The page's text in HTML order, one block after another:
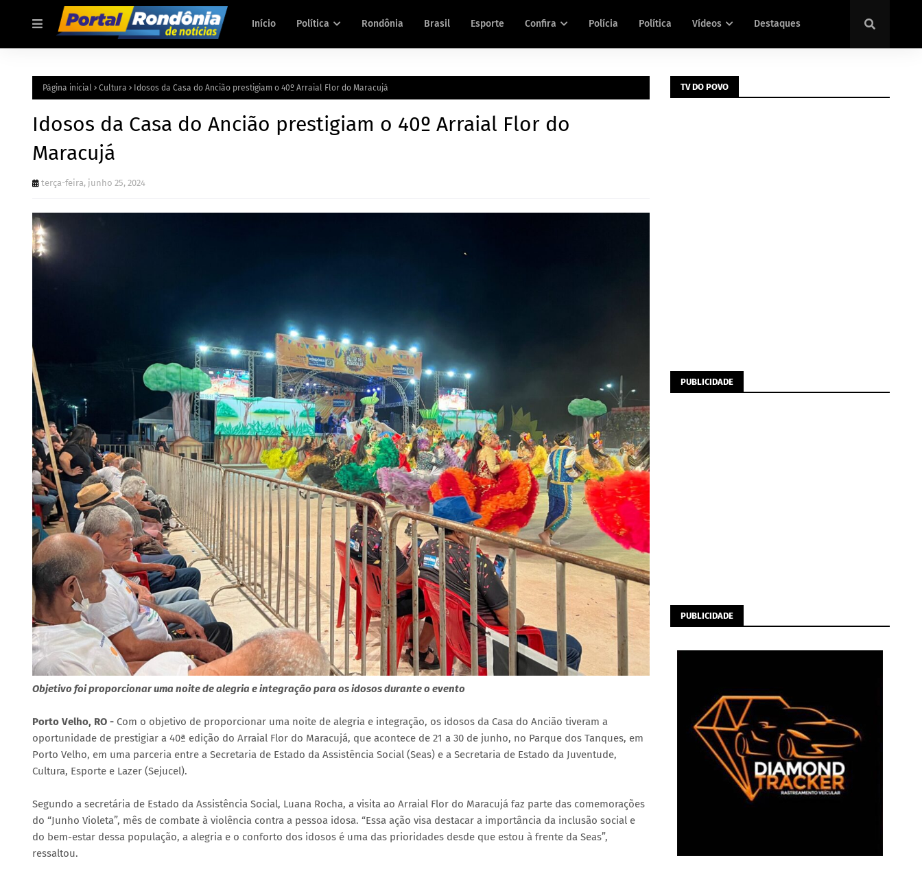
Início Política Rondônia Brasil Esporte Confira Polícia Política Vídeos Destaques
Página inicial Cultura Idosos da Casa do Ancião prestigiam o 40º Arraial Flor do Maracujá
Idosos da Casa do Ancião prestigiam o 40º Arraial Flor do
Maracujá
terça-feira, junho 25, 2024
Objetivo foi proporcionar uma noite de alegria e integração para os idosos durante o evento
Porto Velho, RO - Com o objetivo de proporcionar uma noite de alegria e integração, os idosos da Casa do Ancião tiveram a
oportunidade de prestigiar a 40ª edição do Arraial Flor do Maracujá, que acontece de 21 a 30 de junho, no Parque dos Tanques, em
Porto Velho, em uma parceria entre a Secretaria de Estado da Assistência Social (Seas) e a Secretaria de Estado da Juventude,
Cultura, Esporte e Lazer (Sejucel).
Segundo a secretária de Estado da Assistência Social, Luana Rocha, a visita ao Arraial Flor do Maracujá faz parte das comemorações
do “Junho Violeta”, mês de combate à violência contra a pessoa idosa. “Essa ação visa destacar a importância da inclusão social e
do bem-estar dessa população, a alegria e o conforto dos idosos é uma das prioridades desde que estou à frente da Seas”,
ressaltou.
TV DO POVO
PUBLICIDADE
PUBLICIDADE